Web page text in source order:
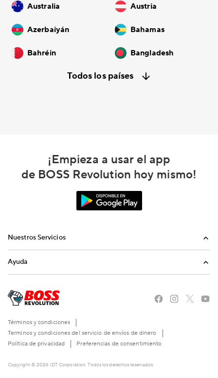
Australia Austria
Azerbaiyán Bahamas
Bahréin Bangladesh
Todos los países
¡Empieza a usar el app
de BOSS Revolution hoy mismo!
Nuestros Servicios
Recargas Internacionales
Ayuda
Envíanos un email
Términos y condiciones
Terminos y condiciones del servicio de envíos de dinero
Política de privacidad
Preferencias de consentimiento
Copyright © 2026 IDT Corporation. Todos los derechos reservados.